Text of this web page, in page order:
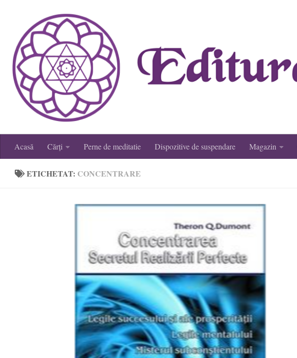
Skip to content
Acasă Cărți Perne de meditatie Dispozitive de suspendare Magazin
ETICHETAT: CONCENTRARE